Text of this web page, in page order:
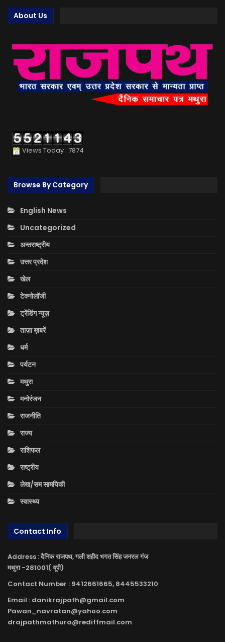
About Us
Views Today : 7874
Browse By Category
English News
Uncategorized
अन्तराष्ट्रीय
उत्तर प्रदेश
खेल
टेक्नोलॉजी
ट्रेंडिंग न्यूज़
ताज़ा ख़बरें
धर्म
पर्यटन
मथुरा
मनोरंजन
राजनीति
राज्य
राशिफल
राष्ट्रीय
लेख/सम सामयिकी
स्वास्थ्य
Contact Info
Address : दैनिक राजपथ, गली शहीद भगत सिंह जनरल गंज
मथुरा -281001( यूपी)
Contact Number : 9412661665, 8445533210
Email : danikrajpath@gmail.com
Pawan_navratan@yahoo.com
drajpathmathura@rediffmail.com